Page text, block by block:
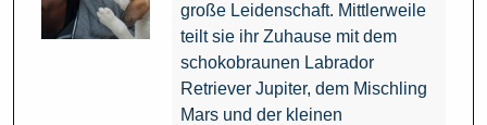
große Leidenschaft. Mittlerweile
teilt sie ihr Zuhause mit dem
schokobraunen Labrador
Retriever Jupiter, dem Mischling
Mars und der kleinen